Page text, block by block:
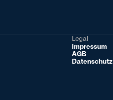
Legal
Impressum
AGB
Datenschutz